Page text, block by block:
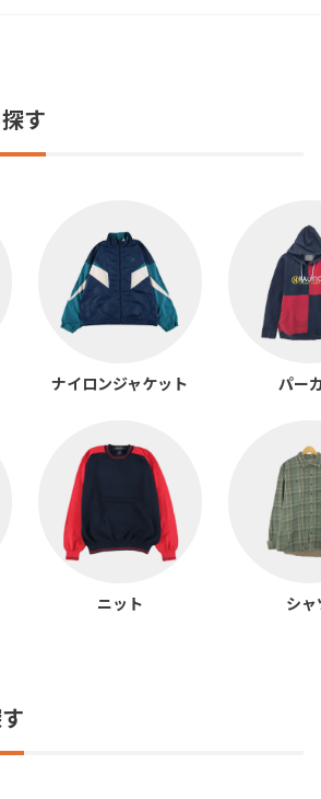
す
ナイロンジャケット パー
ニット シャ